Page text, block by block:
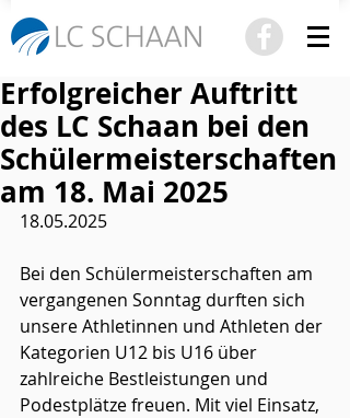
Erfolgreicher Auftritt
des LC Schaan bei den
Schülermeisterschaften
am 18. Mai 2025
18.05.2025
Bei den Schülermeisterschaften am
vergangenen Sonntag durften sich
unsere Athletinnen und Athleten der
Kategorien U12 bis U16 über
zahlreiche Bestleistungen und
Podestplätze freuen. Mit viel Einsatz,